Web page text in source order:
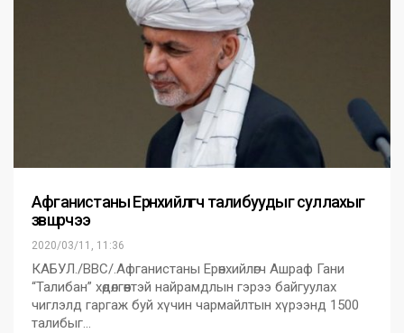
Афганистаны Ерөнхийлөгч талибуудыг суллахыг
зөвшөөрчээ
2020/03/11, 11:36
КАБУЛ./BBC/.Афганистаны Ерөнхийлөгч Ашраф Гани
“Талибан” хөдөлгөөнтэй найрамдлын гэрээ байгуулах
чиглэлд гаргаж буй хүчин чармайлтын хүрээнд 1500
талибыг…